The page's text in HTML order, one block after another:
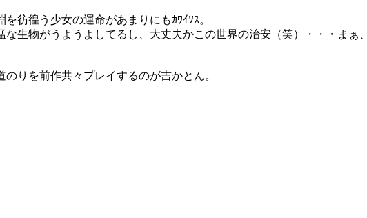
彷徨う少女の運命があまりにもｶﾜｲｿｽ。
な生物がうようよしてるし、大丈夫かこの世界の治安（笑）・・・ま
りを前作共々プレイするのが吉かとん。